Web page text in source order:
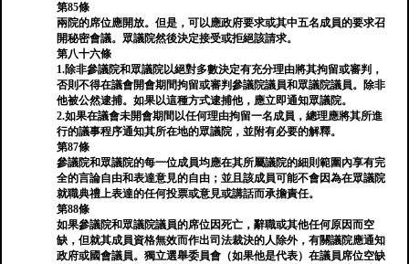
第85條
兩院的席位應開放。但是，可以應政府要求或其中五名成員的要求召
開秘密會議。眾議院然後決定接受或拒絕該請求。
第八十六條
1.除非參議院和眾議院以絕對多數決定有充分理由將其拘留或審判，
否則不得在議會開會期間拘留或審判參議院議員和眾議院議員。除非
他被公然逮捕。如果以這種方式逮捕他，應立即通知眾議院。
2.如果在議會未開會期間以任何理由拘留一名成員，總理應將其所進
行的議事程序通知其所在地的眾議院，並附有必要的解釋。
第87條
參議院和眾議院的每一位成員均應在其所屬議院的細則範圍內享有完
全的言論自由和表達意見的自由；並且該成員可能不會因為在眾議院
就職典禮上表達的任何投票或意見或講話而承擔責任。
第88條
如果參議院和眾議院議員的席位因死亡，辭職或其他任何原因而空
缺，但就其成員資格無效而作出司法裁決的人除外，有關議院應通知
政府或國會議員。獨立選舉委員會（如果他是代表）在議員席位空缺